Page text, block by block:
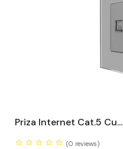
Priza Internet Cat.5 Cu...
(0 reviews)